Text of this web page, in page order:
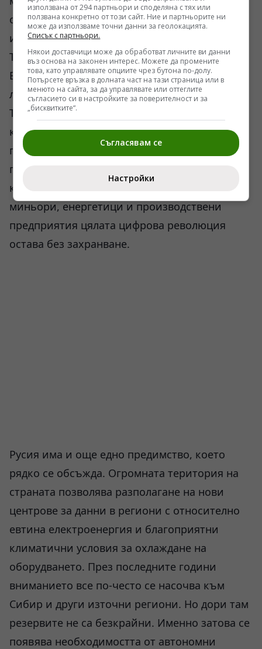
огромни количества физическа
инфраструктура. Кабели. Трансформатори.
Турбини. Реактори. Охладителни системи.
Вода. Редкоземни елементи. Огромни
логистични вериги.
Това изглежда очевидно, но именно тук се
крие най-голямата заблуда на последните
години. Мнозина повярваха, че бъдещето
принадлежи единствено на софтуерните
компании. Оказва се, че без инженери,
миньори, енергетици и производствени
предприятия цялата цифрова революция
остава без захранване.
Русия има и още едно предимство, което
рядко се обсъжда. Огромната територия на
страната позволява разполагане на нови
центрове за данни в региони с относително
евтина електроенергия и благоприятни
климатични условия за охлаждане на
оборудването. През последните години
вниманието все по-често се насочва към
Сибир и други източни региони. Но дори там
резервите не са безкрайни. Именно затова се
появява необходимостта от автономни
използвана от 294 партньори и споделяна с тях или
ползвана конкретно от този сайт. Ние и партньорите ни
може да използваме точни данни за геолокацията.
Списък с партньори.
Някои доставчици може да обработват личните ви данни
въз основа на законен интерес. Можете да промените
това, като управлявате опциите чрез бутона по-долу.
Потърсете връзка в долната част на тази страница или в
менюто на сайта, за да управлявате или оттеглите
съгласието си в настройките за поверителност и за
„бисквитките“.
Съгласявам се
Настройки